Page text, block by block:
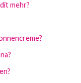
mehr?